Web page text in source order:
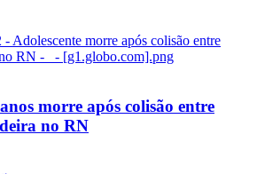
morre após colisão entre
no RN